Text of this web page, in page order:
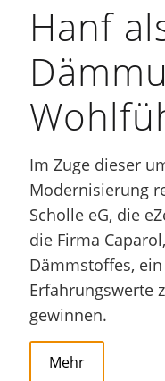
Hanf
Im Zuge dieser
Modernisierung
Scholle eG, die
die Firma
Dämmstoffes,
Erfahrungswerte
gewinnen.
Mehr